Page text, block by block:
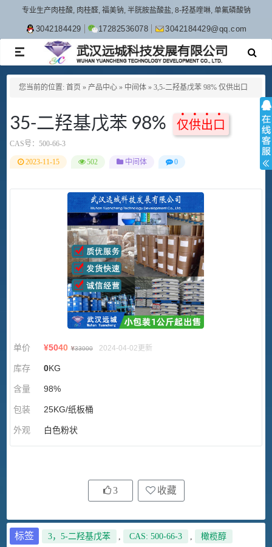
专业生产肉桂酸, 肉桂醛, 福美钠, 半胱胺盐酸盐, 8-羟基喹啉, 单氟磷酸钠
3042184429 17282536078 3042184429@qq.com
TOGGLE
NAVIGATION
您当前的位置: 首页 » 产品中心 » 中间体 » 3,5-二羟基戊苯 98% 仅供出口
35-二羟基戊苯 98% 仅供出口
CAS号： 500-66-3
2023-11-15 502 中间体 0
单价 ¥5040 ¥33000 2024-04-02更新
库存 0KG
含量 98%
包装 25KG/纸板桶
外观 白色粉状
3 收藏
标签 3，5-二羟基戊苯 , CAS: 500-66-3 , 橄榄醇